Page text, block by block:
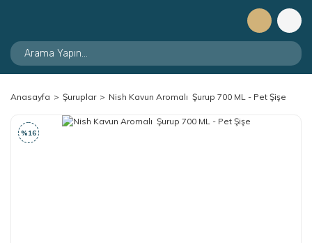
Anasayfa Şuruplar Nish Kavun Aromalı Şurup 700 ML - Pet Şişe
%16